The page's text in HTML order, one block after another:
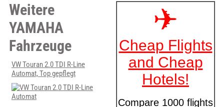
Weitere
YAMAHA
Fahrzeuge
VW Touran 2.0 TDI R-Line
Automat, Top gepflegt